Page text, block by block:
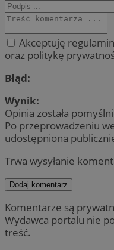
Akceptuję
oraz politykę
Błąd:
Wynik:
Opinia została
Po przeprowadzeniu
udostępniona
Trwa wysyłanie
Dodaj komentarz
Komentarze są
Wydawca portalu nie
treść.